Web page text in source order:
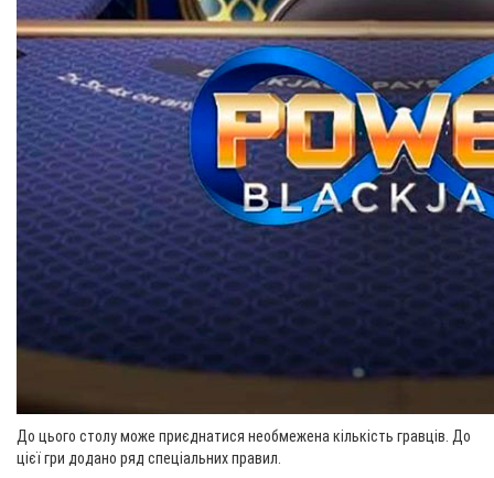
До цього столу може приєднатися необмежена кількість гравців. До
цієї гри додано ряд спеціальних правил.